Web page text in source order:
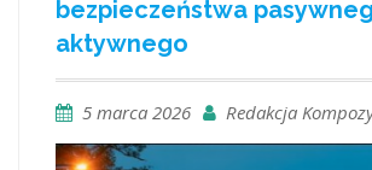
bezpieczeństwa
aktywnego
5 marca 2026 Redakcja